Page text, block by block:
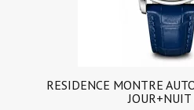
RESIDENCE MONTRE